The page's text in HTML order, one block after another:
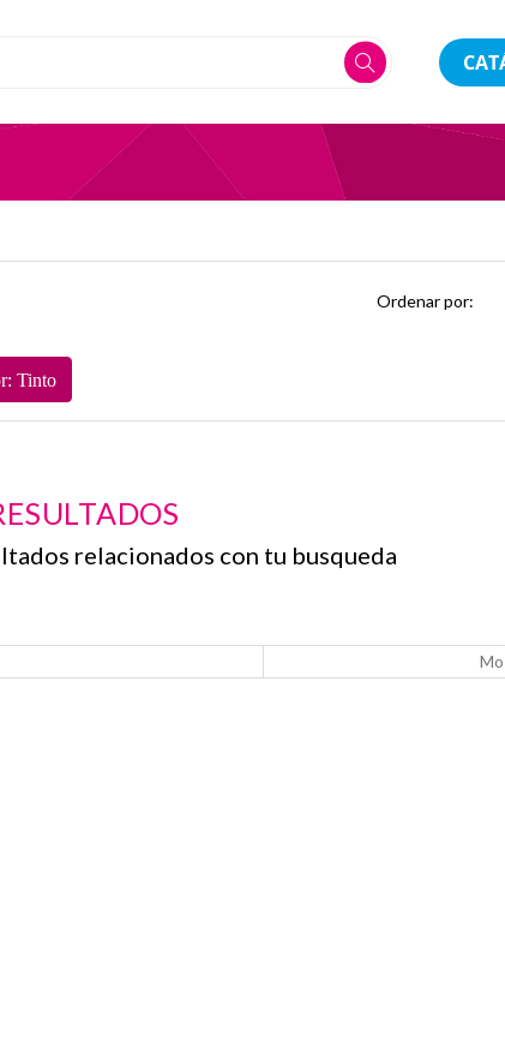
Ordenar por:
Tinto
relacionados con tu busqueda